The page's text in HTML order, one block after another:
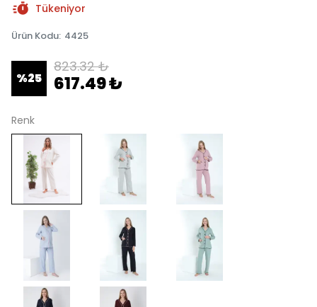
Tükeniyor
Ürün Kodu: 4425
%25
823.32 ₺
617.49 ₺
Renk